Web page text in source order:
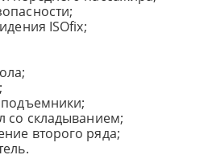
ISOfix;
со складыванием;
второго ряда;